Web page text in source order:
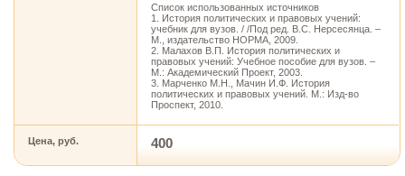
Список использованных источников
1. История политических и правовых учений:
учебник для вузов. / /Под ред. В.С. Нерсесянца. –
М., издательство НОРМА, 2009.
2. Малахов В.П. История политических и
правовых учений: Учебное пособие для вузов. –
М.: Академический Проект, 2003.
3. Марченко М.Н., Мачин И.Ф. История
политических и правовых учений. М.: Изд-во
Проспект, 2010.
Цена, руб. 400